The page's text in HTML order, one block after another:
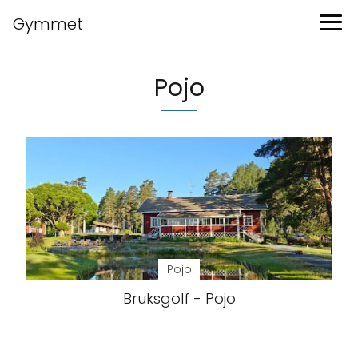
Gymmet
Pojo
Pojo
Bruksgolf - Pojo